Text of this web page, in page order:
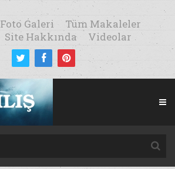
Foto Galeri
Tüm Makaleler
Site Hakkında Videolar